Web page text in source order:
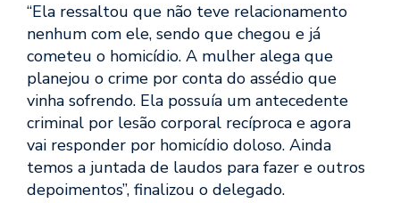
“Ela ressaltou que não teve relacionamento
nenhum com ele, sendo que chegou e já
cometeu o homicídio. A mulher alega que
planejou o crime por conta do assédio que
vinha sofrendo. Ela possuía um antecedente
criminal por lesão corporal recíproca e agora
vai responder por homicídio doloso. Ainda
temos a juntada de laudos para fazer e outros
depoimentos”, finalizou o delegado.